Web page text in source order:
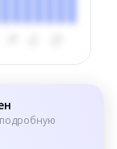
подробную